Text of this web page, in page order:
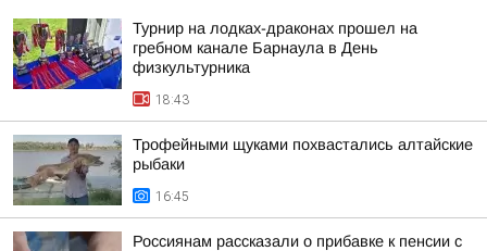
Турнир на лодках-драконах прошел на
гребном канале Барнаула в День
физкультурника
18:43
Трофейными щуками похвастались алтайские
рыбаки
16:45
Россиянам рассказали о прибавке к пенсии с